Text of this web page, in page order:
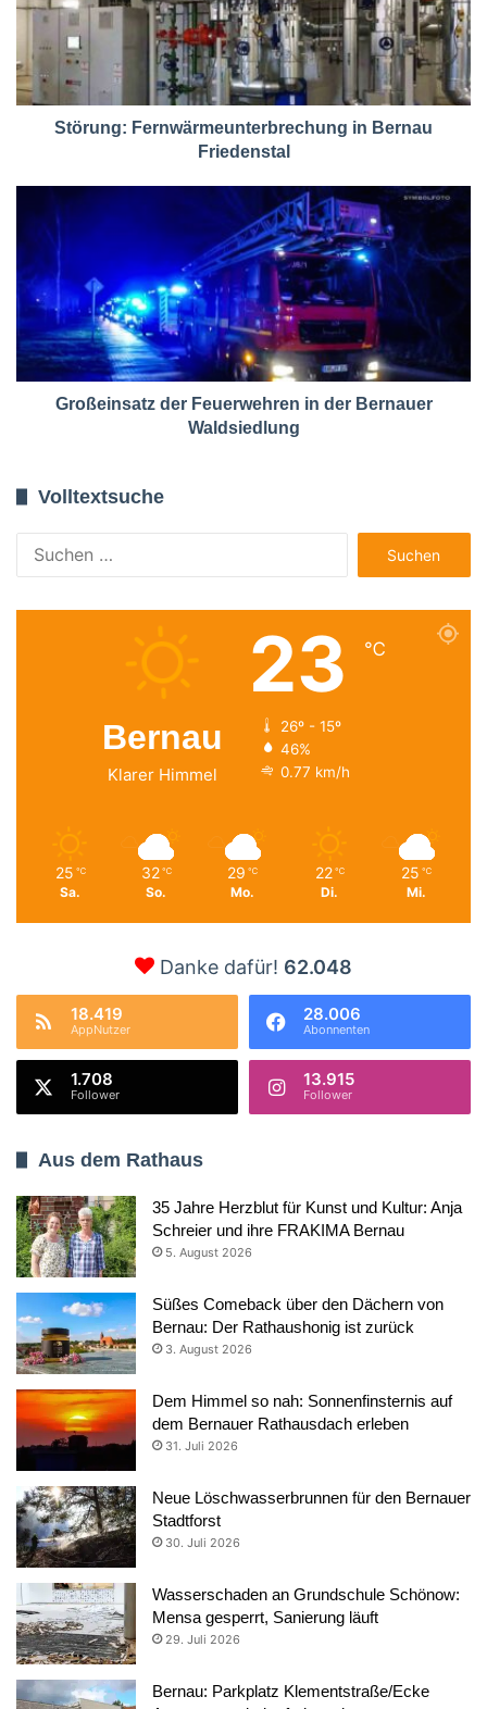
Störung: Fernwärmeunterbrechung in Bernau
Friedenstal
Großeinsatz der Feuerwehren in der Bernauer
Waldsiedlung
Volltextsuche
nach:
Bernau
Klarer Himmel
23 ℃
26º - 15º
46%
0.77 km/h
25 ℃
Sa.
32 ℃
So.
29 ℃
Mo.
22 ℃
Di.
25 ℃
Mi.
Danke dafür! 62.048
18.419
AppNutzer
28.006
Abonnenten
1.708
Follower
13.915
Follower
Aus dem Rathaus
35 Jahre Herzblut für Kunst und Kultur: Anja
Schreier und ihre FRAKIMA Bernau
5. August 2026
Süßes Comeback über den Dächern von
Bernau: Der Rathaushonig ist zurück
3. August 2026
Dem Himmel so nah: Sonnenfinsternis auf
dem Bernauer Rathausdach erleben
31. Juli 2026
Neue Löschwasserbrunnen für den Bernauer
Stadtforst
30. Juli 2026
Wasserschaden an Grundschule Schönow:
Mensa gesperrt, Sanierung läuft
29. Juli 2026
Bernau: Parkplatz Klementstraße/Ecke